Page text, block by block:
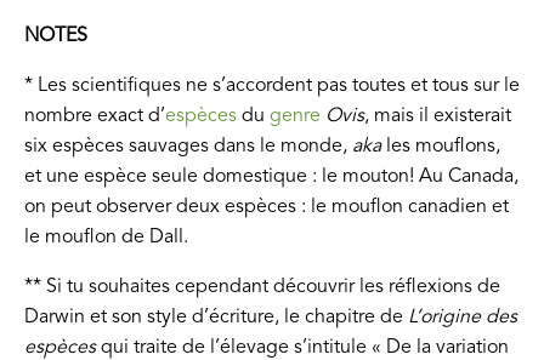
NOTES
* Les scientifiques ne s’accordent pas toutes et tous sur le
nombre exact d’espèces du genre Ovis, mais il existerait
six espèces sauvages dans le monde, aka les mouflons,
et une espèce seule domestique : le mouton! Au Canada,
on peut observer deux espèces : le mouflon canadien et
le mouflon de Dall.
** Si tu souhaites cependant découvrir les réflexions de
Darwin et son style d’écriture, le chapitre de L’origine des
espècesqui traite de l’élevage s’intitule « De la variation